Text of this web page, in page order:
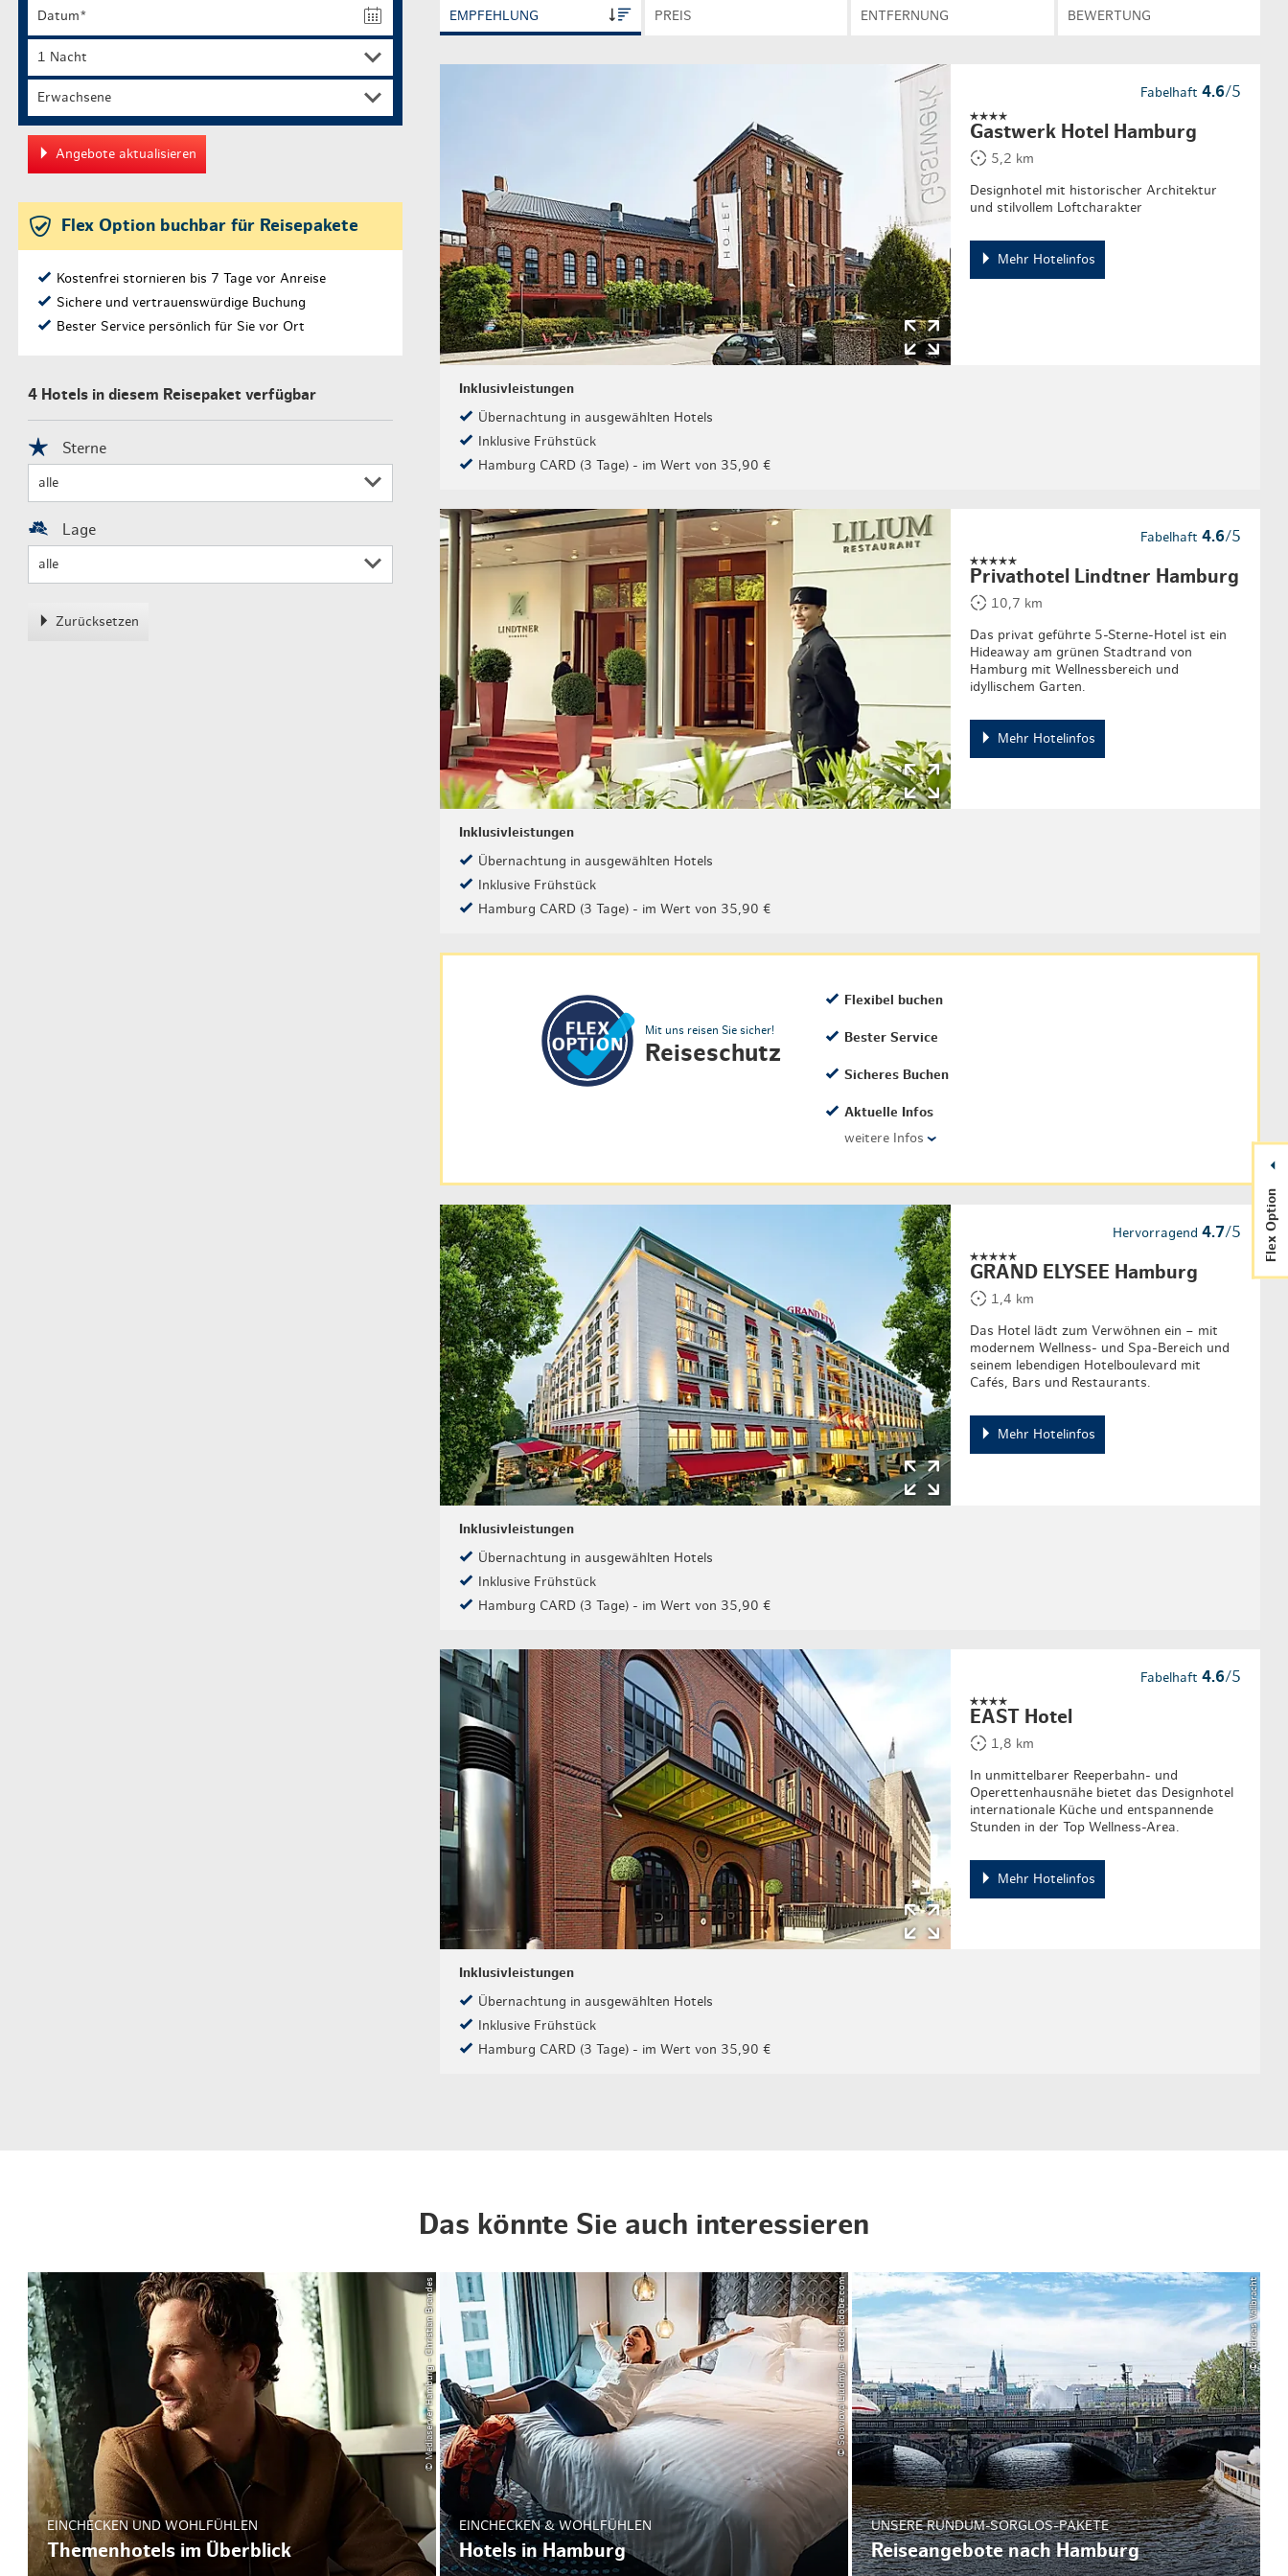
Weihnachten mit Bibi & Tina
Flex Option
Erwachsene
Angebote aktualisieren
Flex Option buchbar für Reisepakete
Kostenfrei stornieren bis 7 Tage vor Anreise
Sichere und vertrauenswürdige Buchung
Bester Service persönlich für Sie vor Ort
4 Hotels in diesem Reisepaket verfügbar
Sterne
Lage
Zurücksetzen
EMPFEHLUNG PREIS ENTFERNUNG BEWERTUNG
Fabelhaft 4.6/5
Gastwerk Hotel Hamburg
5,2 km
Designhotel mit historischer Architektur
und stilvollem Loftcharakter
Mehr Hotelinfos
Inklusivleistungen
Übernachtung in ausgewählten Hotels
Inklusive Frühstück
Hamburg CARD (3 Tage) - im Wert von 35,90 €
Fabelhaft 4.6/5
Privathotel Lindtner Hamburg
10,7 km
Das privat geführte 5-Sterne-Hotel ist ein
Hideaway am grünen Stadtrand von
Hamburg mit Wellnessbereich und
idyllischem Garten.
Mehr Hotelinfos
Inklusivleistungen
Übernachtung in ausgewählten Hotels
Inklusive Frühstück
Hamburg CARD (3 Tage) - im Wert von 35,90 €
Mit uns reisen Sie sicher!
Reiseschutz
Flexibel buchen
Bester Service
Sicheres Buchen
Aktuelle Infos
weitere Infos›
Hervorragend 4.7/5
GRAND ELYSEE Hamburg
1,4 km
Das Hotel lädt zum Verwöhnen ein – mit
modernem Wellness- und Spa-Bereich und
seinem lebendigen Hotelboulevard mit
Cafés, Bars und Restaurants.
Mehr Hotelinfos
Inklusivleistungen
Übernachtung in ausgewählten Hotels
Inklusive Frühstück
Hamburg CARD (3 Tage) - im Wert von 35,90 €
Fabelhaft 4.6/5
EAST Hotel
1,8 km
In unmittelbarer Reeperbahn- und
Operettenhausnähe bietet das Designhotel
internationale Küche und entspannende
Stunden in der Top Wellness-Area.
Mehr Hotelinfos
Inklusivleistungen
Übernachtung in ausgewählten Hotels
Inklusive Frühstück
Hamburg CARD (3 Tage) - im Wert von 35,90 €
Das könnte Sie auch interessieren
© Mediaserver Hamburg - Christian Brandes
EINCHECKEN UND WOHLFÜHLEN
Themenhotels im Überblick
© Soloviova Liudmyla – stock.adobe.com
EINCHECKEN & WOHLFÜHLEN
Hotels in Hamburg
© Andreas Vallbracht
UNSERE RUNDUM-SORGLOS-PAKETE
Reiseangebote nach Hamburg